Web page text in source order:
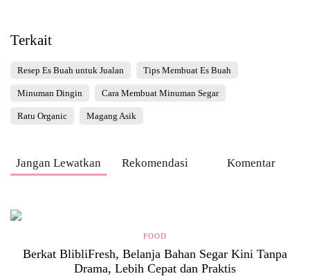
Terkait
Resep Es Buah untuk Jualan Tips Membuat Es Buah
Minuman Dingin Cara Membuat Minuman Segar
Ratu Organic Magang Asik
Jangan Lewatkan Rekomendasi Komentar
FOOD
Berkat BlibliFresh, Belanja Bahan Segar Kini Tanpa
Drama, Lebih Cepat dan Praktis